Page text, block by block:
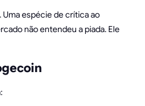
Uma espécie de crítica ao
não entendeu a piada. Ele